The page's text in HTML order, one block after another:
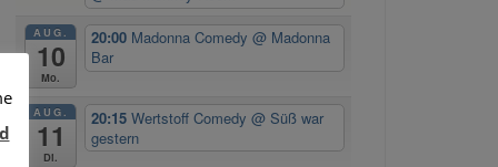
AUG.
10
Mo.
20:00 Madonna Comedy@ Madonna
Bar
AUG.
11
Di.
20:15Wertstoff Comedy@ Süß war
gestern